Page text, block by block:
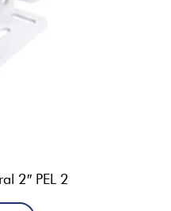
2″ PEL 2